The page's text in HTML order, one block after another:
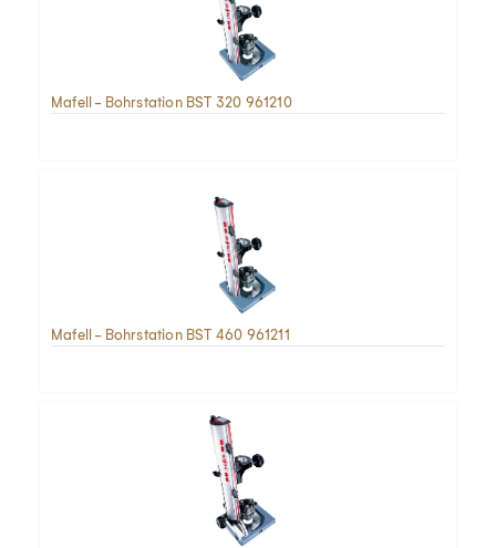
Mafell - Bohrstation BST 320 961210
Mafell - Bohrstation BST 460 961211